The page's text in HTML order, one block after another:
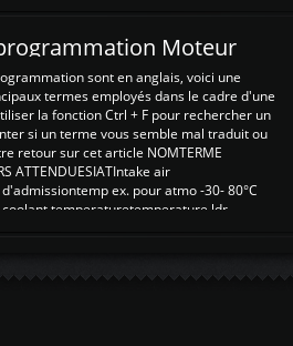
Moteur
sont en anglais, voici une
termes employés dans le cadre d'une
la fonction Ctrl + F pour rechercher un
si un terme vous semble mal traduit ou
retour sur cet article NOMTERME
ATTENDUESIATIntake air
ex. pour atmo -30- 80°C
coolant temperaturetemperature ldr